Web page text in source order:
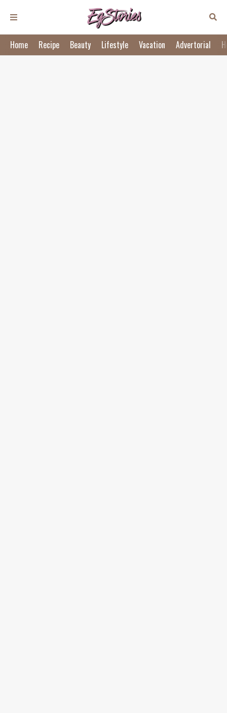
Home Recipe Beauty Lifestyle Vacation Advertorial